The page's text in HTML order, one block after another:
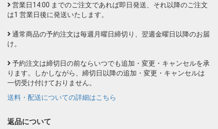
営業日14:00 までのご注文であれば即日発送、それ以降のご注文
は1 営業日後に発送いたします。
通常商品の予約注文は毎週月曜日締切り、翌週金曜日以降のお届
け。
予約注文は締切日の前ならいつでも追加・変更・キャンセルを承
ります。しかしながら、締切日以降の追加・変更・キャンセルは
一切受け付けておりません。
送料・配送についての詳細はこちら
返品について